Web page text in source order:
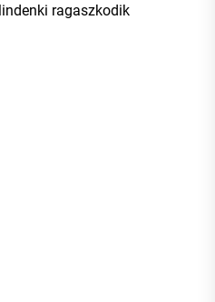
ragaszkodik